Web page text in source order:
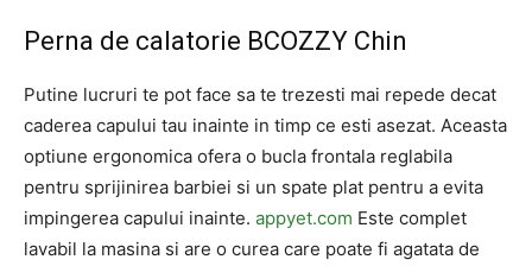
Perna de calatorie BCOZZY Chin
Putine lucruri te pot face sa te trezesti mai repede decat
caderea capului tau inainte in timp ce esti asezat. Aceasta
optiune ergonomica ofera o bucla frontala reglabila
pentru sprijinirea barbiei si un spate plat pentru a evita
impingerea capului inainte. appyet.com Este complet
lavabil la masina si are o curea care poate fi agatata de